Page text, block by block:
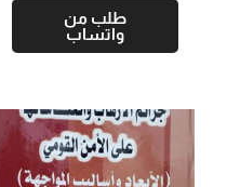
طلب من
واتساب